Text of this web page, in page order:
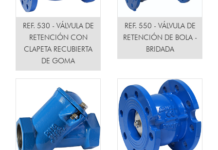
REF. 530 - VÁLVULA DE
RETENCIÓN CON
CLAPETA RECUBIERTA
DE GOMA
REF. 550 - VÁLVULA DE
RETENCIÓN DE BOLA -
BRIDADA